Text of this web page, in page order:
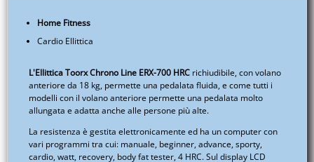
quantità
Home Fitness
Cardio Ellittica
L'Ellittica Toorx Chrono Line ERX-700 HRC richiudibile, con volano
anteriore da 18 kg, permette una pedalata fluida, e come tutti i
modelli con il volano anteriore permette una pedalata molto
allungata e adatta anche alle persone più alte.
La resistenza è gestita elettronicamente ed ha un computer con
vari programmi tra cui: manuale, beginner, advance, sporty,
cardio, watt, recovery, body fat tester, 4 HRC. Sul display LCD